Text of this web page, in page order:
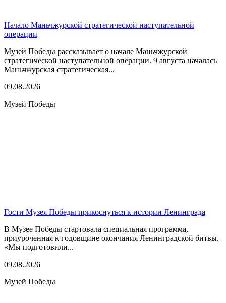
Начало Маньчжурской стратегической наступательной
операции
Музей Победы рассказывает о начале Маньчжурской
стратегической наступательной операции. 9 августа началась
Маньчжурская стратегическая...
09.08.2026
Музей Победы
Гости Музея Победы прикоснуться к истории Ленинграда
В Музее Победы стартовала специальная программа,
приуроченная к годовщине окончания Ленинградской битвы.
«Мы подготовили...
09.08.2026
Музей Победы